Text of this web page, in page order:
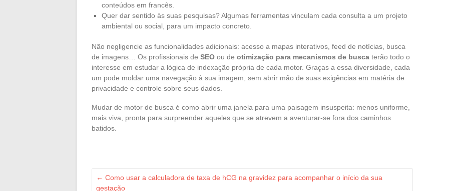
conteúdos em francês.
Quer dar sentido às suas pesquisas? Algumas ferramentas vinculam cada consulta a um projeto
ambiental ou social, para um impacto concreto.
Não negligencie as funcionalidades adicionais: acesso a mapas interativos, feed de notícias, busca
de imagens… Os profissionais de SEO ou de otimização para mecanismos de busca terão todo o
interesse em estudar a lógica de indexação própria de cada motor. Graças a essa diversidade, cada
um pode moldar uma navegação à sua imagem, sem abrir mão de suas exigências em matéria de
privacidade e controle sobre seus dados.
Mudar de motor de busca é como abrir uma janela para uma paisagem insuspeita: menos uniforme,
mais viva, pronta para surpreender aqueles que se atrevem a aventurar-se fora dos caminhos
batidos.
← Como usar a calculadora de taxa de hCG na gravidez para acompanhar o início da sua
gestação